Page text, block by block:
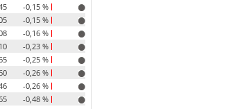
-0,15 %
-0,15 %
-0,16 %
-0,23 %
-0,25 %
-0,26 %
-0,26 %
-0,48 %